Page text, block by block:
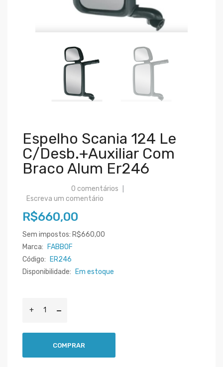
Espelho Scania 124 Le
C/desb.+auxiliar Com
Braco Alum Er246
0 comentários
Escreva um comentário
R$660,00
Sem impostos: R$660,00
Marca:
FABBOF
Código:
ER246
Disponibilidade:
Em estoque
COMPRAR